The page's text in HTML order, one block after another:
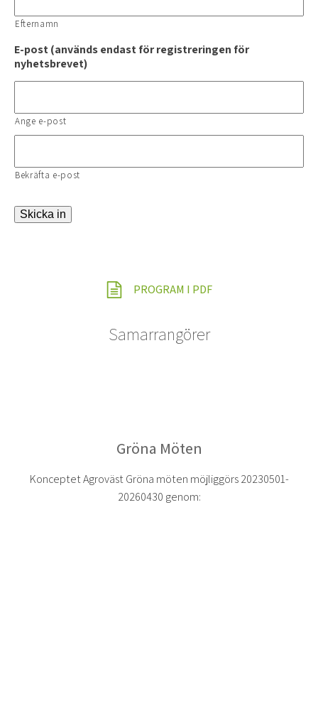
Efternamn
E-post (används endast för registreringen för
nyhetsbrevet)
Ange e-post
Bekräfta e-post
Skicka in
PROGRAM I PDF
Samarrangörer
Gröna Möten
Konceptet Agroväst Gröna möten möjliggörs 20230501-
20260430 genom: